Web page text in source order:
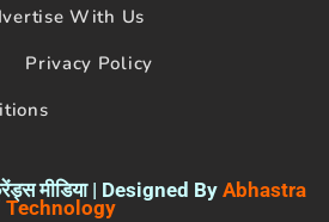
With Us
Privacy Policy
मीडिया | Designed By Abhastra
Technology